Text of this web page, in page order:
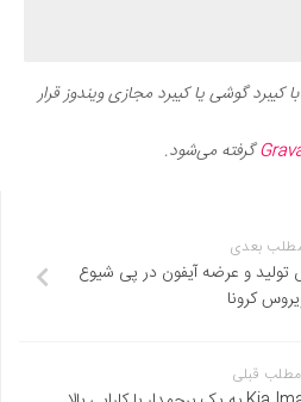
گوشی یا کیبرد مجازی ویندوز قرار
گرفته می‌شود.
بعدی
و عرضه آیفون در پی شیوع
کرونا
مطلب قبلی